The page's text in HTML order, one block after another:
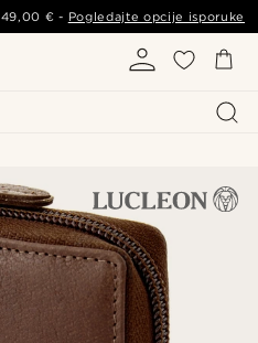
49,00 € - Pogledajte opcije isporuke